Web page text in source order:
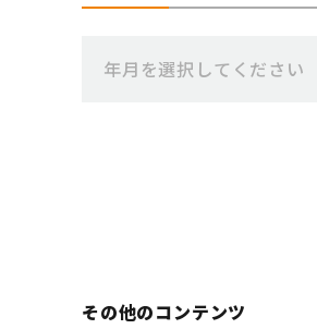
年月を選択してください
その他のコンテンツ